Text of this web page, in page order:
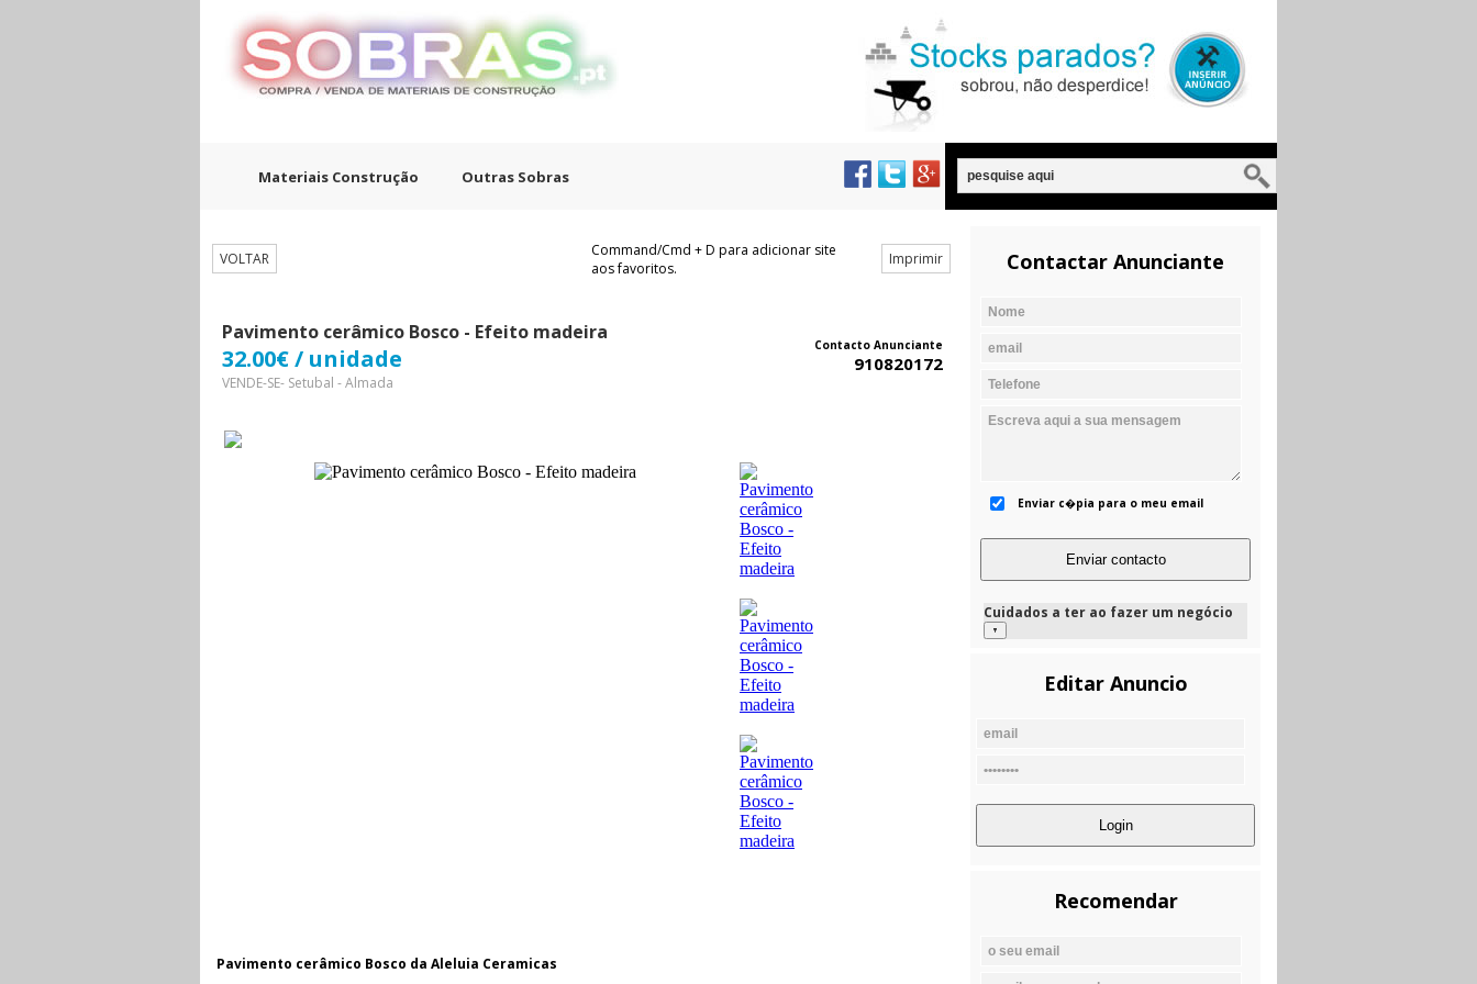
Materiais Construção Outras Sobras
VOLTAR
Command/Cmd + D para adicionar site
aos favoritos.
Imprimir Contactar Anunciante
Enviar c�pia para o meu email
Cuidados a ter ao fazer um negócio
Editar Anuncio
Recomendar
Pavimento cerâmico Bosco - Efeito madeira
32.00€ / unidade
VENDE-SE- Setubal - Almada
Contacto Anunciante
910820172
Pavimento cerâmico Bosco da Aleluia Ceramicas